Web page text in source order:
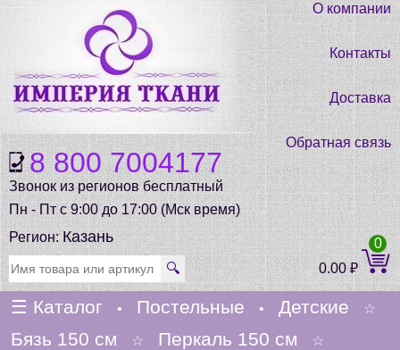
8 800 7004177
Звонок из регионов бесплатный
Пн - Пт с 9:00 до 17:00 (Мск время)
О компании
Контакты
Доставка
Обратная связь
Регион:Казань
🔍 0.00₽
0
☰ Каталог • Постельные • Детские ☆
Бязь 150 см ☆ Перкаль 150 см ☆